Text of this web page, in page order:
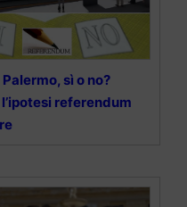
sì o no?
referendum